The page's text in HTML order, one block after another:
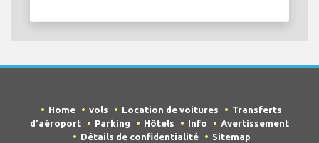
Home vols Location de voitures
Transferts
d'aéroport
Parking Hôtels Info
Avertissement
Détails de confidentialité
Sitemap